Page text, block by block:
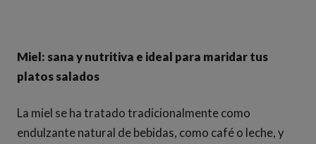
Miel: sana y nutritiva e ideal para maridar tus
platos salados
La miel se ha tratado tradicionalmente como
endulzante natural de bebidas, como café o leche, y